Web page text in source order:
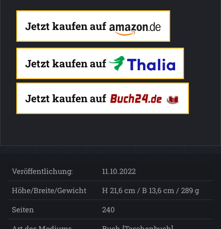
Jetzt kaufen auf
Jetzt kaufen auf
Jetzt kaufen auf
Veröffentlichung:
11.10.2022
Höhe/Breite/Gewicht
H 21,6 cm / B 13,6 cm / 289 g
Seiten
240